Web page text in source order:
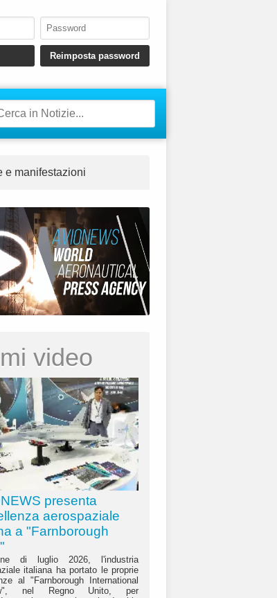
e manifestazioni
video
presenta
aerospaziale
a "Farnborough
di luglio 2026, l'industria
italiana ha portato le proprie
al "Farnborough International
nel Regno Unito, per